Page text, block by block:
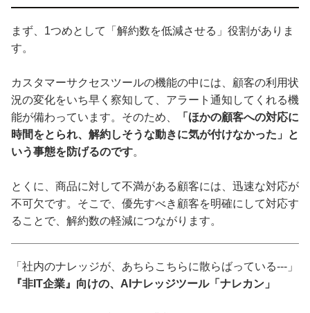
まず、1つめとして「解約数を低減させる」役割がありま
す。
カスタマーサクセスツールの機能の中には、顧客の利用状
況の変化をいち早く察知して、アラート通知してくれる機
能が備わっています。そのため、
「ほかの顧客への対応に
時間をとられ、解約しそうな動きに気が付けなかった」と
いう事態を防げるのです。
とくに、商品に対して不満がある顧客には、迅速な対応が
不可欠です。そこで、優先すべき顧客を明確にして対応す
ることで、解約数の軽減につながります。
「社内のナレッジが、あちらこちらに散らばっている---」
『非IT企業』向けの、AIナレッジツール「ナレカン」